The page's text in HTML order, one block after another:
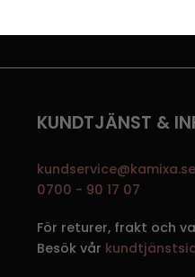
KUNDTJÄNST &
kundservice@kamixa.se
0700 - 90 17 07
För returer, frakt och
Besök vår